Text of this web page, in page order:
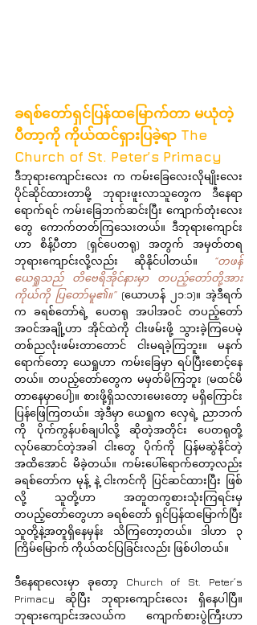
ခရစ်တော်ရှင်ပြန်ထမြောက်တာ မယုံတဲ့
ပီတာ့ကို ကိုယ်ထင်ရှားပြခဲ့ရာ The
Church of St. Peter’s Primacy
ဒီဘုရားကျောင်းလေး က ကမ်းခြေလေးလိုမျိုးလေး
ပိုင်ဆိုင်ထားတာမို့ ဘုရားဖူးလာသူတွေက ဒီနေရာ
ရောက်ရင် ကမ်းခြေဘက်ဆင်းပြီး ကျောက်တုံးလေး
တွေ ကောက်တတ်ကြသေးတယ်။ ဒီဘုရားကျောင်း
ဟာ စိန့်ပီတာ (ရှင်ပေတရု) အတွက် အမှတ်တရ
ဘုရားကျောင်းလို့လည်း ဆိုနိုင်ပါတယ်။
“တဖန်
ယေရှုသည် တိဗေရိအိုင်နားမှာ တပည့်တော်တို့အား
ကိုယ်ကို ပြတော်မူ၏။” (ယောဟန် ၂၁:၁)။ အဲ့ဒီရက်
က ခရစ်တော်ရဲ့ ပေတရု အပါအဝင် တပည့်တော်
အဝင်အချို့ဟာ အိုင်ထဲကို ငါးဖမ်းဖို့ သွားခဲ့ကြပေမဲ့
တစ်ညလုံးဖမ်းတာတောင် ငါးမရခဲ့ကြဘူး။ မနက်
ရောက်တော့ ယေရှုဟာ ကမ်းခြေမှာ ရပ်ပြီးစောင့်နေ
တယ်။ တပည့်တော်တွေက မမှတ်မိကြဘူး (မထင်မိ
တာနေမှာပေါ့)။ စားဖို့ရှိသလားမေးတော့ မရှိကြောင်း
ပြန်ဖြေကြတယ်။ အဲ့ဒီမှာ ယေရှုက လှေရဲ့ ညာဘက်
ကို ပိုက်ကွန်ပစ်ချပါလို့ ဆိုတဲ့အတိုင်း ပေတရုတို့
လုပ်ဆောင်တဲ့အခါ ငါးတွေ ပိုက်ကို ပြန်မဆွဲနိုင်တဲ့
အထိအောင် မိခဲ့တယ်။ ကမ်းပေါ်ရောက်တော့လည်း
ခရစ်တော်က မုန့် နဲ့ ငါးကင်ကို ပြင်ဆင်ထားပြီး ဖြစ်
လို့ သူတို့ဟာ အတူတကွစားသုံးကြရင်းမှ
တပည့်တော်တွေဟာ ခရစ်တော် ရှင်ပြန်ထမြောက်ပြီး
သူတို့နဲ့အတူရှိနေမှန်း သိကြတော့တယ်။ ဒါဟာ ၃
ကြိမ်မြောက် ကိုယ်ထင်ပြခြင်းလည်း ဖြစ်ပါတယ်။
ဒီနေရာလေးမှာ ခုတော့ Church of St. Peter’s
Primacy ဆိုပြီး ဘုရားကျောင်းလေး ရှိနေပါပြီ။
ဘုရားကျောင်းအလယ်က ကျောက်စားပွဲကြီးဟာ